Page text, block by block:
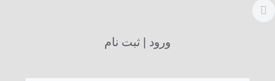
ورود | ثبت نام